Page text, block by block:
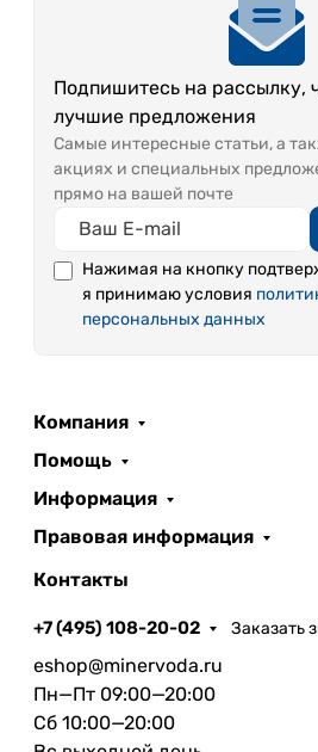
Подпишитесь на рассылку,
лучшие предложения
Самые интересные статьи, а
акциях и специальных
прямо на вашей почте
Нажимая на кнопку
я принимаю условия
персональных данных
Компания
Помощь
Информация
Правовая информация
Контакты
+7 (495) 108-20-02 Заказать
eshop@minervoda.ru
Пн—Пт 09:00—20:00
Сб 10:00—20:00